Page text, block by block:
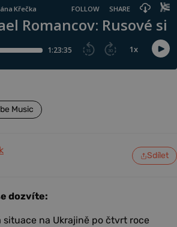
Music
Sdílet
dozvíte:
situace na Ukrajině po čtvrt roce